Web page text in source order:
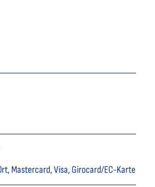
Mastercard, Visa, Girocard/EC-Karte